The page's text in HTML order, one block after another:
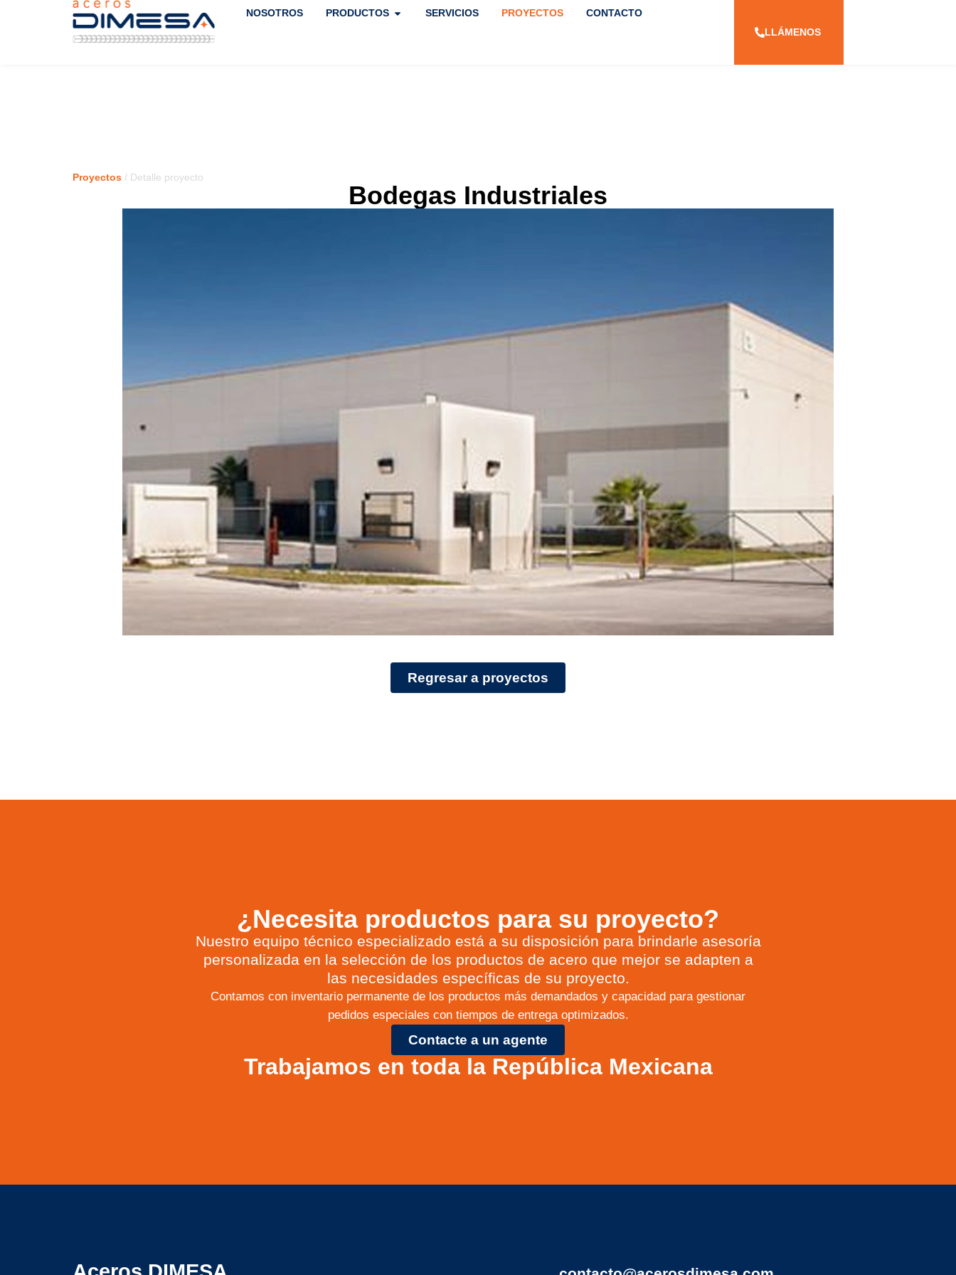
NOSOTROS PRODUCTOS SERVICIOS PROYECTOS
CONTACTO
LLÁMENOS
Proyectos / Detalle proyecto
Bodegas Industriales
Regresar a proyectos
¿Necesita productos para su proyecto?
Nuestro equipo técnico especializado está a su disposición para brindarle asesoría
personalizada en la selección de los productos de acero que mejor se adapten a
las necesidades específicas de su proyecto.
Contamos con inventario permanente de los productos más demandados y capacidad para gestionar
pedidos especiales con tiempos de entrega optimizados.
Contacte a un agente
Trabajamos en toda la República Mexicana